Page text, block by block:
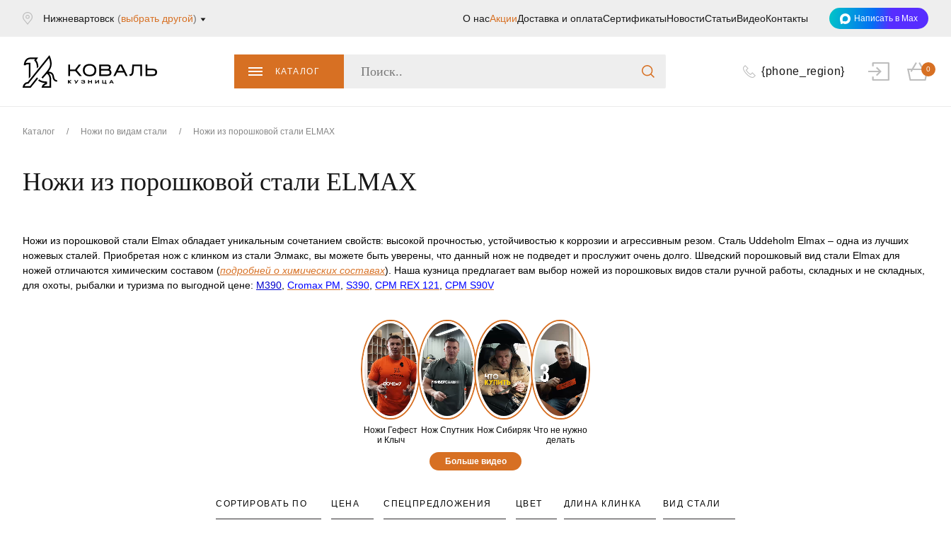
Нижневартовск (выбрать другой) О насАкцииДоставка и оплатаСертификатыНовостиСтатьиВидеоКонтакты Написать в Max
КАТАЛОГ {phone_region} 0
Каталог / Ножи по видам стали / Ножи из порошковой стали ELMAX
Ножи из порошковой стали ELMAX
Ножи из порошковой стали Elmax обладает уникальным сочетанием свойств: высокой прочностью, устойчивостью к коррозии и агрессивным резом. Сталь Uddeholm Elmax – одна из лучших
ножевых сталей. Приобретая нож с клинком из стали Элмакс, вы можете быть уверены, что данный нож не подведет и прослужит очень долго. Шведский порошковый вид стали Elmax для
ножей отличаются химическим составом (подробней о химических составах). Наша кузница предлагает вам выбор ножей из порошковых видов стали ручной работы, складных и не складных,
для охоты, рыбалки и туризма по выгодной цене: М390 Cromax PM S390 CPM REX 121 CPM S90V
Ножи Гефест
и Клыч
Нож Спутник Нож Сибиряк Что не нужно
делать
Больше видео
СОРТИРОВАТЬ ПО ЦЕНА СПЕЦПРЕДЛОЖЕНИЯ ЦВЕТ ДЛИНА КЛИНКА ВИД СТАЛИ